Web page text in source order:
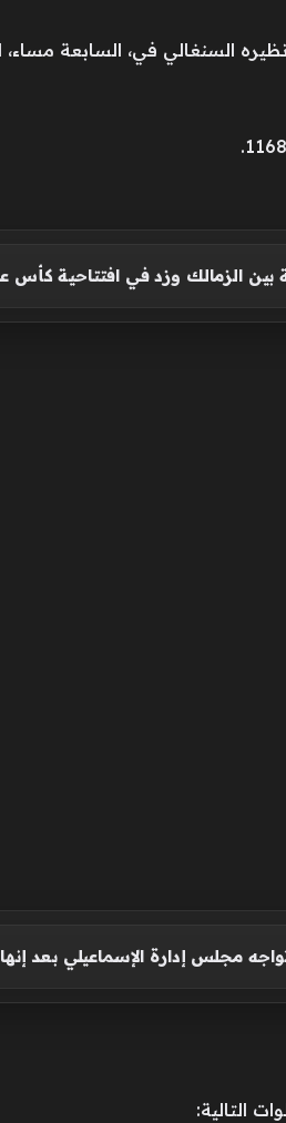
السنغالي في، السابعة مساء،
بين الزمالك وزد في افتتاحية
مجلس إدارة الإسماعيلي بعد
التالية: